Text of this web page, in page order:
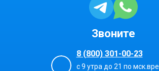
Звоните
8 (800) 301-00-23
с 9 утра до 21 по